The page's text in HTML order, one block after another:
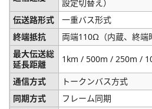
設定切替え）
伝送路形式
一重バス形式
終端抵抗
両端110Ω（内蔵、終端
最大伝送総
延長距離
1km / 500m / 250m /
通信方式
トークンバス方式
同期方式
フレーム同期